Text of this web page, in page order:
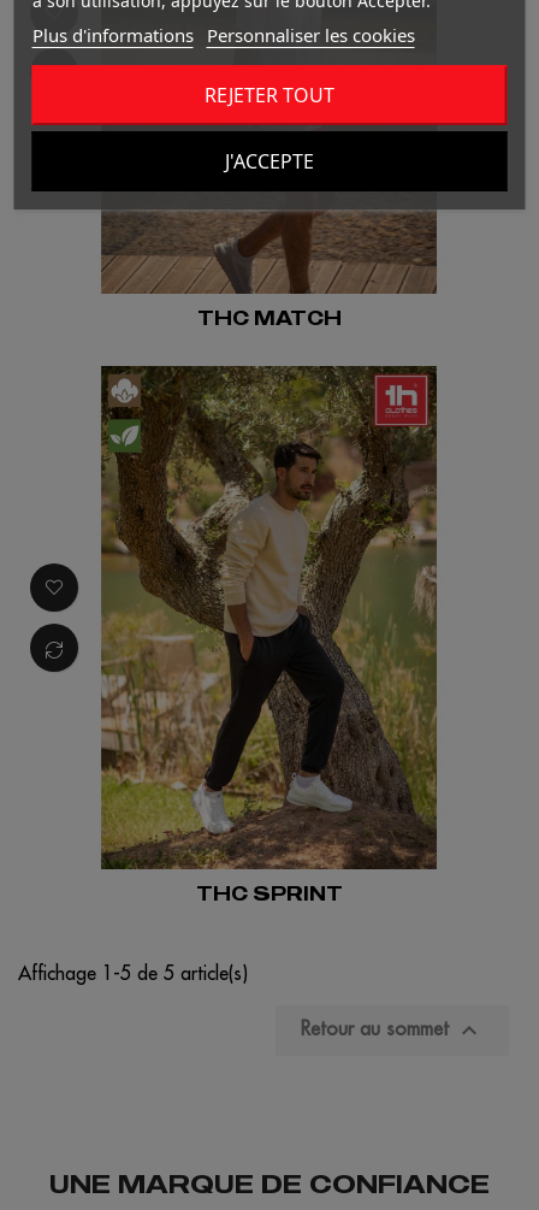
THC MATCH
THC SPRINT
Affichage 1-5 de 5 article(s)
Retour au sommet 
UNE MARQUE DE CONFIANCE
Plus d'informations Personnaliser les cookies
REJETER TOUT
J'ACCEPTE